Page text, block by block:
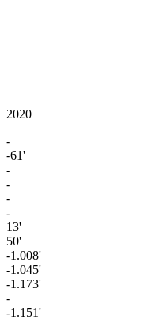
2020
-
-61'
-
-
-
-
13'
50'
-1.008'
-1.045'
-1.173'
-
-1.151'